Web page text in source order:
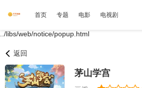
首页 专题 电影 电视剧
../libs/web/notice/popup.html
返回
茅山学宫